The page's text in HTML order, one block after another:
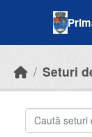
Seturi